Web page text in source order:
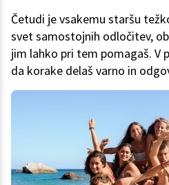
Četudi je vsakemu staršu
svet samostojnih odločitev,
jim lahko pri tem pomagaš. V
da korake delaš varno in